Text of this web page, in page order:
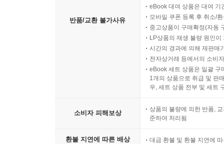
반품/교환 불가사유
eBook 대여 상품은 대여 기
모바일 쿠폰 등록 후 취소/
중고상품이 구매확정(자동
LP상품의 재생 불량 원인
시간의 경과에 의해 재판매
전자상거래 등에서의 소비
eBook 세트 상품은 일괄 구
1개의 상품으로 취급 및 판
우, 세트 상품 전부 및 세트
소비자 피해보상
상품의 불량에 의한 반품,
준하여 처리됨
환불 지연에 따른 배상 대금 환불 및 환불 지연에